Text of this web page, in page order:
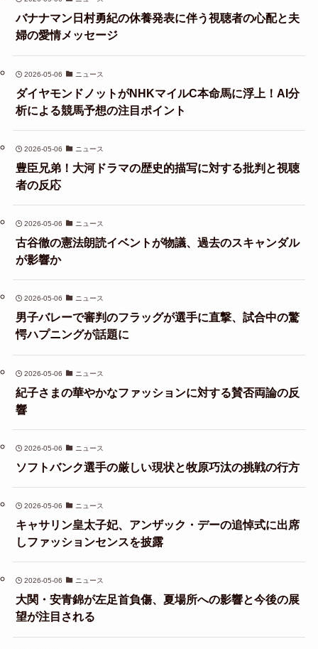
バナナマン日村勇紀の休養発表に伴う視聴者の心配と夫
婦の愛情メッセージ
2026-05-06 ニュース
ダイヤモンドノットがNHKマイルC本命馬に浮上！AI分
析による競馬予想の注目ポイント
2026-05-06 ニュース
豊臣兄弟！大河ドラマの歴史的描写に対する批判と視聴
者の反応
2026-05-06 ニュース
古谷徹の憲法朗読イベントが物議、過去のスキャンダル
が影響か
2026-05-06 ニュース
男子バレーで審判のフラッグが選手に直撃、試合中の驚
愕ハプニングが話題に
2026-05-06 ニュース
紀子さまの華やかなファッションに対する賛否両論の反
響
2026-05-06 ニュース
ソフトバンク選手の厳しい現状と牧原巧汰の挑戦の行方
2026-05-06 ニュース
キャサリン皇太子妃、アンザック・デーの追悼式に出席
しファッションセンスを披露
2026-05-06 ニュース
大関・安青錦が左足首負傷、夏場所への影響と今後の展
望が注目される